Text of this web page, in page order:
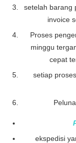
setelah barang
invoice
Proses
minggu
cepat
setiap
ekspedisi